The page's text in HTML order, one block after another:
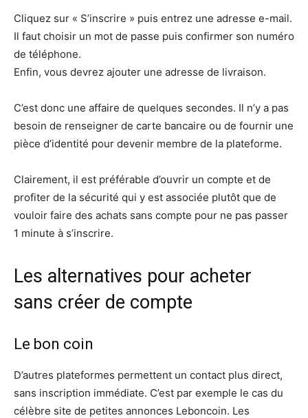
Cliquez sur « S’inscrire » puis entrez une adresse e-mail.
Il faut choisir un mot de passe puis confirmer son numéro
de téléphone.
Enfin, vous devrez ajouter une adresse de livraison.
C’est donc une affaire de quelques secondes. Il n’y a pas
besoin de renseigner de carte bancaire ou de fournir une
pièce d’identité pour devenir membre de la plateforme.
Clairement, il est préférable d’ouvrir un compte et de
profiter de la sécurité qui y est associée plutôt que de
vouloir faire des achats sans compte pour ne pas passer
1 minute à s’inscrire.
Les alternatives pour acheter
sans créer de compte
Le bon coin
D’autres plateformes permettent un contact plus direct,
sans inscription immédiate. C’est par exemple le cas du
célèbre site de petites annonces Leboncoin. Les